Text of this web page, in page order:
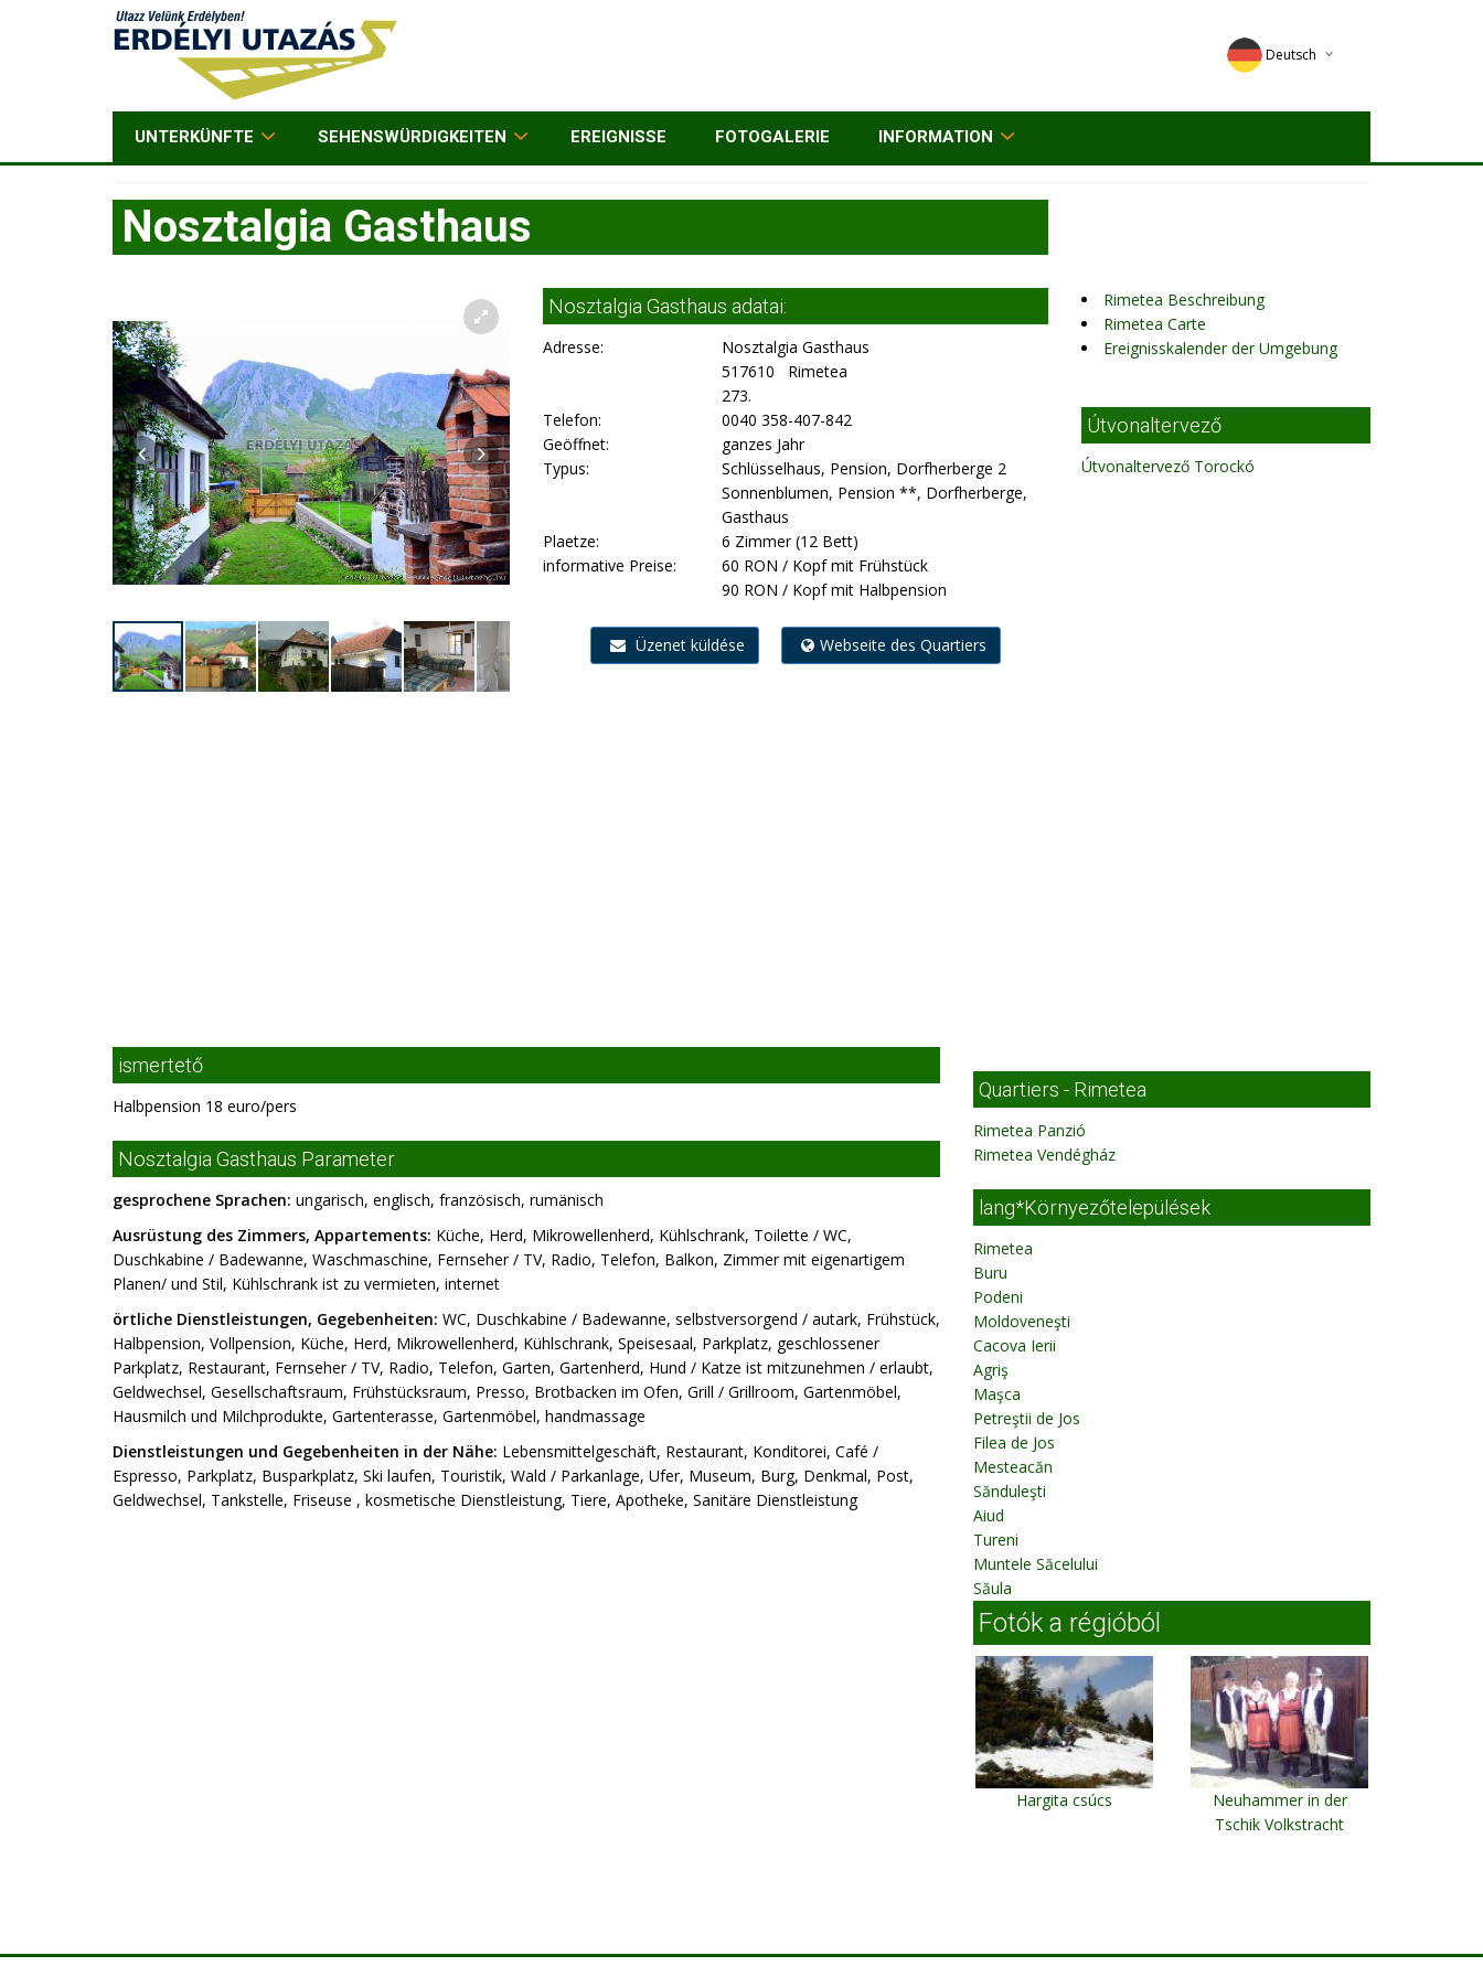
Deutsch
English
UNTERKÜNFTE SEHENSWÜRDIGKEITEN EREIGNISSE FOTOGALERIE INFORMATION
Nosztalgia Gasthaus
Nosztalgia Gasthaus adatai:
Adresse:
Nosztalgia Gasthaus
517610 Rimetea
273.
Telefon:
0040 358-407-842
Geöffnet:
ganzes Jahr
Typus:
Schlüsselhaus, Pension, Dorfherberge 2
Sonnenblumen, Pension **, Dorfherberge,
Gasthaus
Plaetze:
6 Zimmer (12 Bett)
informative Preise:
60 RON / Kopf mit Frühstück
90 RON / Kopf mit Halbpension
Üzenet küldése Webseite des Quartiers
Rimetea Beschreibung
Rimetea Carte
Ereignisskalender der Umgebung
Útvonaltervező
Útvonaltervező Torockó
ismertető
Halbpension 18 euro/pers
Nosztalgia Gasthaus Parameter
gesprochene Sprachen: ungarisch, englisch, französisch, rumänisch
Ausrüstung des Zimmers, Appartements: Küche, Herd, Mikrowellenherd, Kühlschrank, Toilette / WC,
Duschkabine / Badewanne, Waschmaschine, Fernseher / TV, Radio, Telefon, Balkon, Zimmer mit eigenartigem
Planen/ und Stil, Kühlschrank ist zu vermieten, internet
örtliche Dienstleistungen, Gegebenheiten: WC, Duschkabine / Badewanne, selbstversorgend / autark, Frühstück,
Halbpension, Vollpension, Küche, Herd, Mikrowellenherd, Kühlschrank, Speisesaal, Parkplatz, geschlossener
Parkplatz, Restaurant, Fernseher / TV, Radio, Telefon, Garten, Gartenherd, Hund / Katze ist mitzunehmen / erlaubt,
Geldwechsel, Gesellschaftsraum, Frühstücksraum, Presso, Brotbacken im Ofen, Grill / Grillroom, Gartenmöbel,
Hausmilch und Milchprodukte, Gartenterasse, Gartenmöbel, handmassage
Dienstleistungen und Gegebenheiten in der Nähe: Lebensmittelgeschäft, Restaurant, Konditorei, Café /
Espresso, Parkplatz, Busparkplatz, Ski laufen, Touristik, Wald / Parkanlage, Ufer, Museum, Burg, Denkmal, Post,
Geldwechsel, Tankstelle, Friseuse , kosmetische Dienstleistung, Tiere, Apotheke, Sanitäre Dienstleistung
Quartiers - Rimetea
Rimetea Panzió
Rimetea Vendégház
lang*Környezőtelepülések
Rimetea
Buru
Podeni
Moldoveneşti
Cacova Ierii
Agriş
Maşca
Petreştii de Jos
Filea de Jos
Mesteacăn
Sănduleşti
Aiud
Tureni
Muntele Săcelului
Săula
Fotók a régióból
Hargita csúcs
Neuhammer in der
Tschik Volkstracht